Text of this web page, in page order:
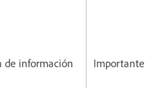
de información Importante